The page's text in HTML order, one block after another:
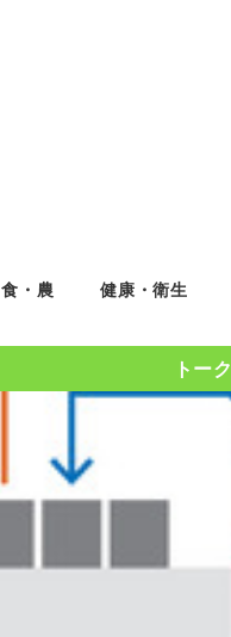
食・農 健康・衛生
トー